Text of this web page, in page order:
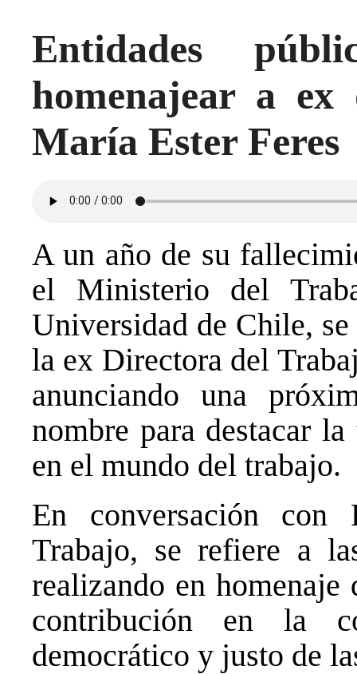
Entidades
homenajear a
María Ester Feres
A un año de su
el Ministerio del
Universidad de Chile,
la ex Directora del
anunciando una
nombre para destacar
en el mundo del trabajo.
En conversación con
Trabajo, se refiere a
realizando en homenaje
contribución en la
democrático y justo de